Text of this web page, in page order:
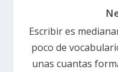
Escribir es
poco de
unas cuantas